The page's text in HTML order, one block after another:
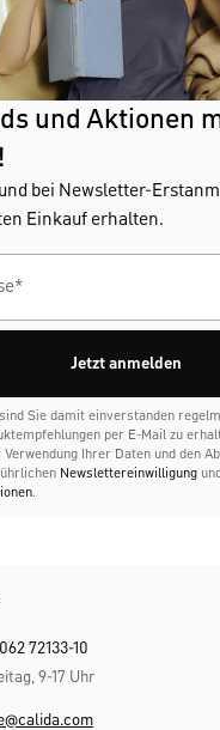
und Aktionen
bei Newsletter-
Einkauf erhalten.
Jetzt anmelden
Sie damit einverstanden
per E-Mail zu
Ihrer Daten und den
Newslettereinwilligung
.
72133-10
9-17 Uhr